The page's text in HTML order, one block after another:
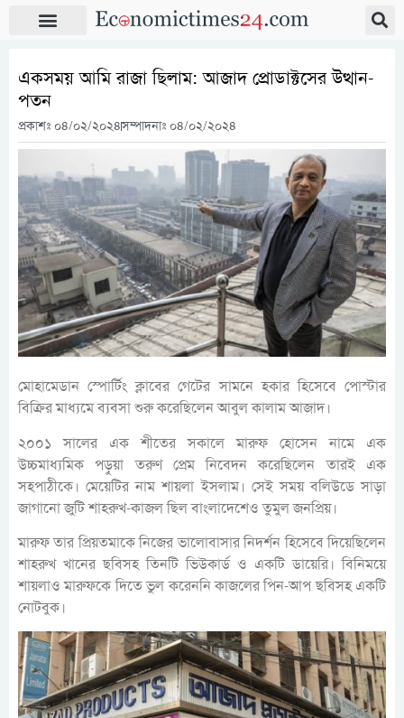
একসময় আমি রাজা ছিলাম: আজাদ প্রোডাক্টসের উত্থান-
পতন
প্রকাশঃ ০৪/০২/২০২৪সম্পাদনাঃ ০৪/০২/২০২৪
মোহামেডান স্পোর্টিং ক্লাবের গেটের সামনে হকার হিসেবে পোস্টার
বিক্রির মাধ্যমে ব্যবসা শুরু করেছিলেন আবুল কালাম আজাদ।
২০০১ সালের এক শীতের সকালে মারুফ হোসেন নামে এক
উচ্চমাধ্যমিক পড়ুয়া তরুণ প্রেম নিবেদন করেছিলেন তারই এক
সহপাঠীকে। মেয়েটির নাম শায়লা ইসলাম। সেই সময় বলিউডে সাড়া
জাগানো জুটি শাহরুখ-কাজল ছিল বাংলাদেশেও তুমুল জনপ্রিয়।
মারুফ তার প্রিয়তমাকে নিজের ভালোবাসার নিদর্শন হিসেবে দিয়েছিলেন
শাহরুখ খানের ছবিসহ তিনটি ভিউকার্ড ও একটি ডায়েরি। বিনিময়ে
শায়লাও মারুফকে দিতে ভুল করেননি কাজলের পিন-আপ ছবিসহ একটি
নোটবুক।